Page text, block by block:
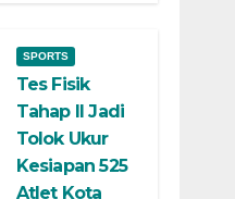
SPORTS
Tes Fisik
Tahap II Jadi
Tolok Ukur
Kesiapan 525
Atlet Kota